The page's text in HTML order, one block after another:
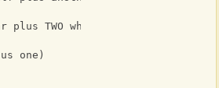
TWO whole)
one)